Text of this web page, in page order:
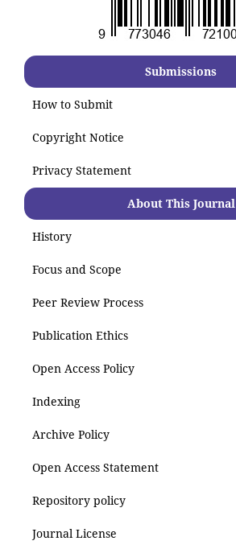
Submissions
How to Submit
Copyright Notice
Privacy Statement
About This Journal
History
Focus and Scope
Peer Review Process
Publication Ethics
Open Access Policy
Indexing
Archive Policy
Open Access Statement
Repository policy
Journal License